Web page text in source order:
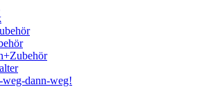
weg-dann-weg!